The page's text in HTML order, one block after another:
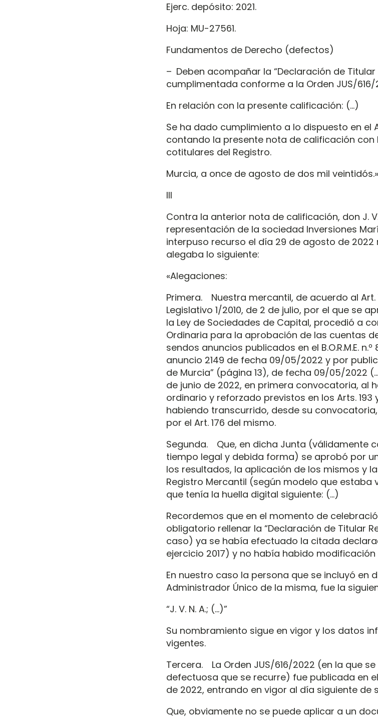
Ejerc. depósito: 2021.
Hoja: MU-27561.
Fundamentos de Derecho (defectos)
– Deben acompañar la “Declaración de
cumplimentada conforme a la Orden JUS/616/
En relación con la presente calificación: (…)
Se ha dado cumplimiento a lo dispuesto en el
contando la presente nota de calificación
cotitulares del Registro.
Murcia, a once de agosto de dos mil veintidós.»
III
Contra la anterior nota de calificación, don J.
representación de la sociedad Inversiones
interpuso recurso el día 29 de agosto de
alegaba lo siguiente:
«Alegaciones:
Primera. Nuestra mercantil, de acuerdo al Art.
Legislativo 1/2010, de 2 de julio, por el que se
la Ley de Sociedades de Capital, procedió a
Ordinaria para la aprobación de las cuentas
sendos anuncios publicados en el B.O.R.M.E.
anuncio 2149 de fecha 09/05/2022 y por
de Murcia” (página 13), de fecha 09/05/2022
de junio de 2022, en primera convocatoria, al
ordinario y reforzado previstos en los Arts. 193
habiendo transcurrido, desde su
por el Art. 176 del mismo.
Segunda. Que, en dicha Junta (válidamente
tiempo legal y debida forma) se aprobó por
los resultados, la aplicación de los mismos y
Registro Mercantil (según modelo que estaba
que tenía la huella digital siguiente: (…)
Recordemos que en el momento de
obligatorio rellenar la “Declaración de Titular
caso) ya se había efectuado la citada
ejercicio 2017) y no había habido
En nuestro caso la persona que se incluyó en
Administrador Único de la misma, fue la
“J. V. N. A.; (…)”
Su nombramiento sigue en vigor y los datos
vigentes.
Tercera. La Orden JUS/616/2022 (en la que
defectuosa que se recurre) fue publicada en
de 2022, entrando en vigor al día siguiente de
Que, obviamente no se puede aplicar a un